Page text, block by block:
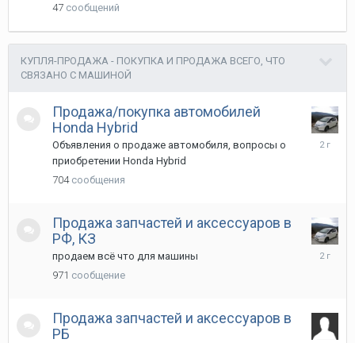
47 сообщений
КУПЛЯ-ПРОДАЖА - ПОКУПКА И ПРОДАЖА ВСЕГО, ЧТО
СВЯЗАНО С МАШИНОЙ
Продажа/покупка автомобилей
Honda Hybrid
Объявления о продаже автомобиля, вопросы о
приобретении Honda Hybrid
704 сообщения
21
Продажа запчастей и аксессуаров в
РФ, КЗ
продаем всё что для машины
971 сообщение
11
Продажа запчастей и аксессуаров в
РБ